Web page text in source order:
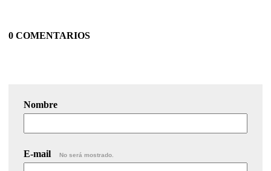
0 COMENTARIOS
Nombre
E-mail No será mostrado.